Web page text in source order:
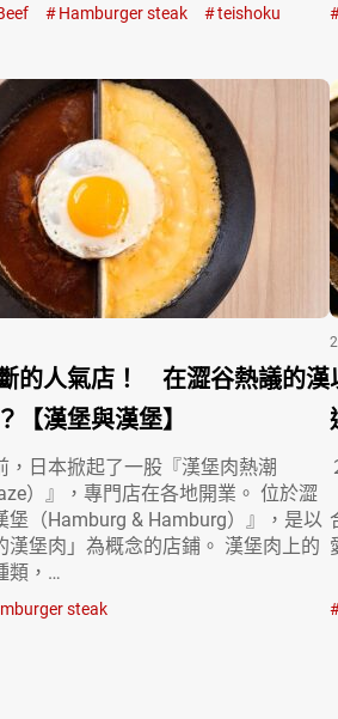
Hamburger steak teishoku
的人氣店！ 在澀谷熱議的漢
【漢堡與漢堡】
，日本掀起了一股『漢堡肉熱潮
）』，專門店在各地開業。 位於澀
堡（Hamburg & Hamburg）』，是以
漢堡肉」為概念的店鋪。 漢堡肉上的
類，…
steak